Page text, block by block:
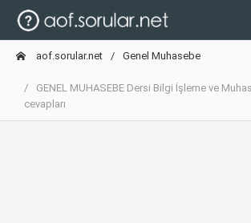
aof.sorular.net Genel Muhasebe
GENEL MUHASEBE Dersi Bilgi İşleme ve
cevapları